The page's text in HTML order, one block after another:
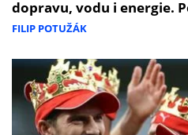
dopravu, vodu i energie.
FILIP POTUŽÁK